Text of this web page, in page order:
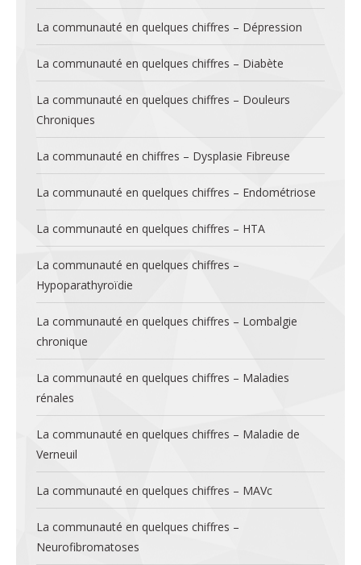
La communauté en quelques chiffres – Dépression
La communauté en quelques chiffres – Diabète
La communauté en quelques chiffres – Douleurs
Chroniques
La communauté en chiffres – Dysplasie Fibreuse
La communauté en quelques chiffres – Endométriose
La communauté en quelques chiffres – HTA
La communauté en quelques chiffres –
Hypoparathyroïdie
La communauté en quelques chiffres – Lombalgie
chronique
La communauté en quelques chiffres – Maladies
rénales
La communauté en quelques chiffres – Maladie de
Verneuil
La communauté en quelques chiffres – MAVc
La communauté en quelques chiffres –
Neurofibromatoses